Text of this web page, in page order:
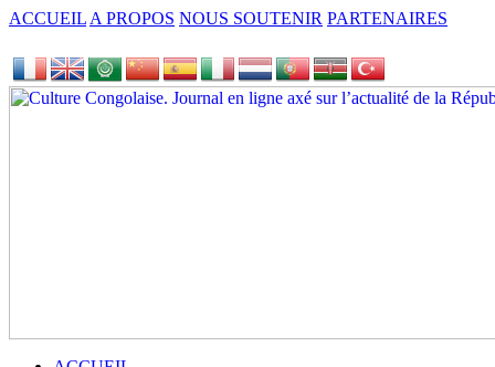
ACCUEIL A PROPOS NOUS SOUTENIR PARTENAIRES